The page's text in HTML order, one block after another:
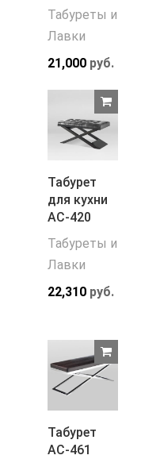
Табуреты и
Лавки
21,000 руб.
Табурет
для кухни
АС-420
Табуреты и
Лавки
22,310 руб.
Табурет
АС-461